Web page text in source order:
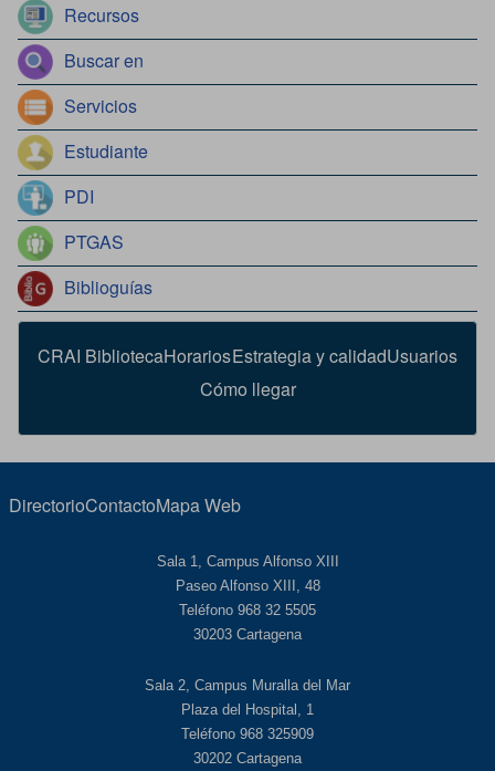
Recursos
Buscar en
Servicios
Estudiante
PDI
PTGAS
Biblioguías
CRAI BibliotecaHorariosEstrategia y calidadUsuarios
Cómo llegar
DirectorioContactoMapa Web
Sala 1, Campus Alfonso XIII
Paseo Alfonso XIII, 48
Teléfono 968 32 5505
30203 Cartagena
Sala 2, Campus Muralla del Mar
Plaza del Hospital, 1
Teléfono 968 325909
30202 Cartagena